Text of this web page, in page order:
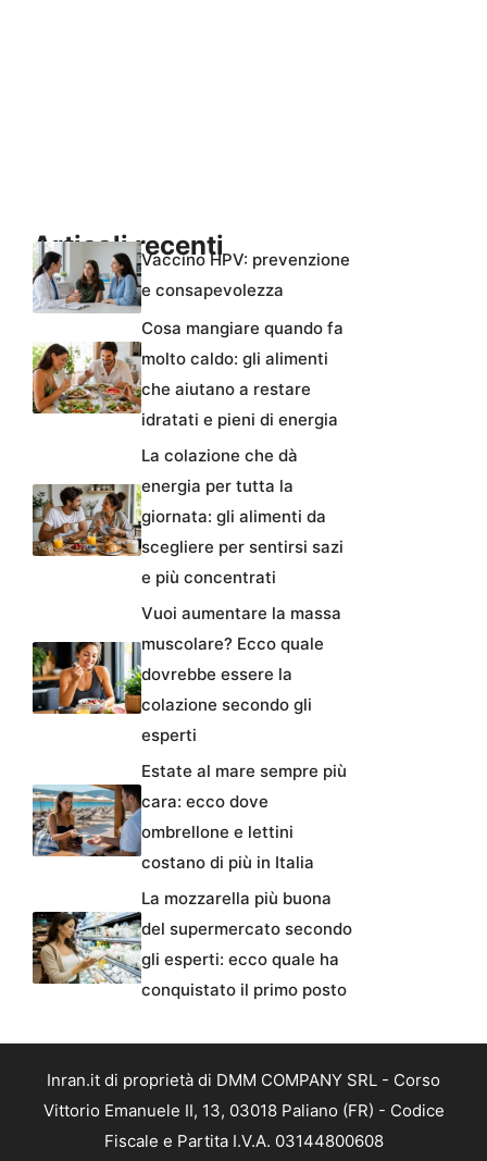
Articoli recentiVaccino HPV: prevenzione
e consapevolezza
Cosa mangiare quando fa
molto caldo: gli alimenti
che aiutano a restare
idratati e pieni di energia
La colazione che dà
energia per tutta la
giornata: gli alimenti da
scegliere per sentirsi sazi
e più concentrati
Vuoi aumentare la massa
muscolare? Ecco quale
dovrebbe essere la
colazione secondo gli
esperti
Estate al mare sempre più
cara: ecco dove
ombrellone e lettini
costano di più in Italia
La mozzarella più buona
del supermercato secondo
gli esperti: ecco quale ha
conquistato il primo posto
Inran.it di proprietà di DMM COMPANY SRL - Corso
Vittorio Emanuele II, 13, 03018 Paliano (FR) - Codice
Fiscale e Partita I.V.A. 03144800608